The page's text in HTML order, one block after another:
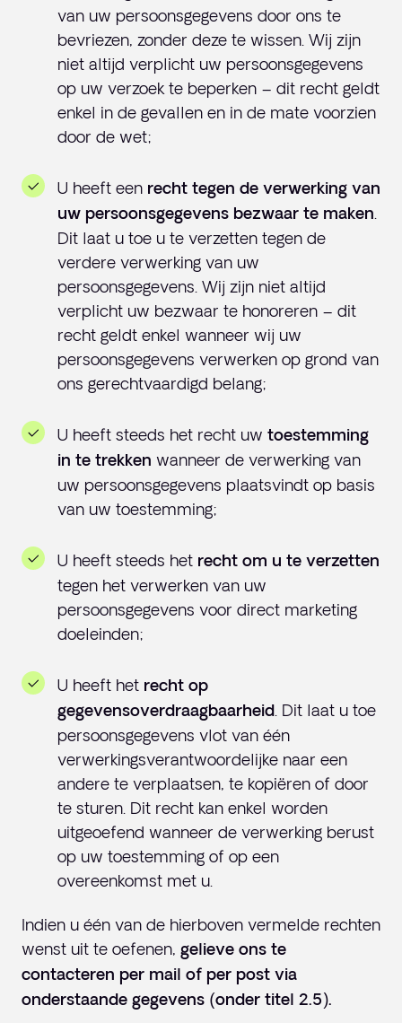
van uw persoonsgegevens door ons te
bevriezen, zonder deze te wissen. Wij zijn
niet altijd verplicht uw persoonsgegevens
op uw verzoek te beperken – dit recht geldt
enkel in de gevallen en in de mate voorzien
door de wet;
U heeft een recht tegen de verwerking van
uw persoonsgegevens bezwaar te maken.
Dit laat u toe u te verzetten tegen de
verdere verwerking van uw
persoonsgegevens. Wij zijn niet altijd
verplicht uw bezwaar te honoreren – dit
recht geldt enkel wanneer wij uw
persoonsgegevens verwerken op grond van
ons gerechtvaardigd belang;
U heeft steeds het recht uw toestemming
in te trekken wanneer de verwerking van
uw persoonsgegevens plaatsvindt op basis
van uw toestemming;
U heeft steeds het recht om u te verzetten
tegen het verwerken van uw
persoonsgegevens voor direct marketing
doeleinden;
U heeft het recht op
gegevensoverdraagbaarheid. Dit laat u toe
persoonsgegevens vlot van één
verwerkingsverantwoordelijke naar een
andere te verplaatsen, te kopiëren of door
te sturen. Dit recht kan enkel worden
uitgeoefend wanneer de verwerking berust
op uw toestemming of op een
overeenkomst met u.
Indien u één van de hierboven vermelde rechten
wenst uit te oefenen, gelieve ons te
contacteren per mail of per post via
onderstaande gegevens (onder titel 2.5).